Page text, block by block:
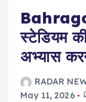
स्टेडियम
अभ्यास
RADAR
May 11, 2026